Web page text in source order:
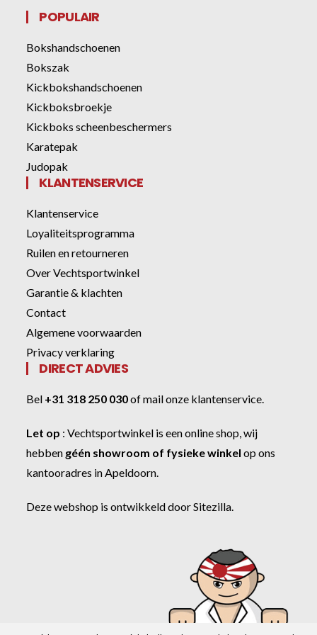
POPULAIR
Bokshandschoenen
Bokszak
Kickbokshandschoenen
Kickboksbroekje
Kickboks scheenbeschermers
Karatepak
Judopak
KLANTENSERVICE
Klantenservice
Loyaliteitsprogramma
Ruilen en retourneren
Over Vechtsportwinkel
Garantie & klachten
Contact
Algemene voorwaarden
Privacy verklaring
DIRECT ADVIES
Bel +31 318 250 030ofmail onze klantenservice.
Let op :Vechtsportwinkel is een online shop, wij
hebben géén showroom of fysieke winkel op ons
kantooradres in Apeldoorn.
Deze webshop is ontwikkeld doorSitezilla.